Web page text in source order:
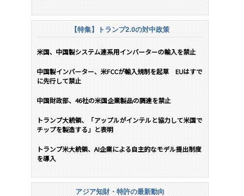
【特集】トランプ2.0の対中政策
米国、中国製システム連系用インバーターの輸入を禁止
中国製インバーター、米FCCが輸入規制を起草 EUはすで
に先行して禁止
中国財政部、46社の米国企業製品の調達を禁止
トランプ大統領、「アップルがインテルと協力して米国で
チップを製造する」と表明
トランプ米大統領、AI企業による自主的なモデル提出制度
を導入
アジア知財・特許の最新動向